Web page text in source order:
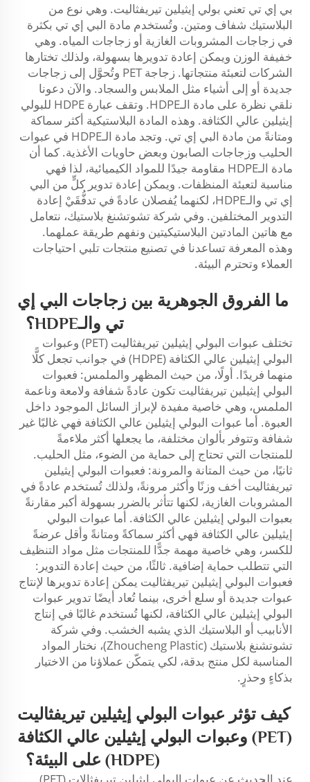
بي إي تي تعني بولي إيثيلين تيريفثاليت. وهي نوع من
البلاستيك شفاف ومتين. وتُستخدم مادة البي إي تي بكثرة
في زجاجات المشروبات الغازية أو زجاجات المياه. وهي
خفيفة الوزن ويمكن إعادة تدويرها بسهولة، ولذلك تختارها
الشركات لتعبئة منتجاتها. زجاجة PET
وتُحوَّل إلى زجاجات
جديدة أو إلى أشياء مثل الملابس والسجاد. والآن دعونا
نلقي نظرة على مادة الـHDPE. وتقف عبارة HDPE للبولي
إيثيلين عالي الكثافة. وهذه المادة البلاستيكية أكثر سماكة
ومتانةً من مادة البي إي تي. وتجد مادة الـHDPE في عبوات
الحليب وزجاجات الصابون وبعض حاويات الأغذية. كما أن
مادة الـHDPE مقاومة جيدًا للمواد الكيميائية، لذا فهي
مناسبة لتعبئة المنظفات. ويمكن إعادة تدوير كلٍّ من البي
إي تي والـHDPE، لكنهما يُفصلان عادةً في تدفُّقَيْ إعادة
التدوير المختلفين. وفي شركة تشوتشنغ بلاستيك، نتعامل
مع هاتين المادتين البلاستيكيتين ونفهم طريقة عملهما.
وهذه المعرفة تساعدنا في تصنيع منتجات تلبي احتياجات
العملاء وتحترم البيئة.
ما الفروق الجوهرية بين زجاجات البي إي
تي والـHDPE؟
تختلف عبوات البولي إيثيلين تيريفثاليت (PET) وعبوات
البولي إيثيلين عالي الكثافة (HDPE) في جوانب تجعل كلًّا
منهما فريدًا. أولًا، من حيث المظهر والملمس: فعبوات
البولي إيثيلين تيريفثاليت تكون عادةً شفافة ولامعة وناعمة
الملمس، وهي خاصية مفيدة لإبراز السائل الموجود داخل
العبوة. أما عبوات البولي إيثيلين عالي الكثافة فهي غالبًا غير
شفافة وتتوفر بألوان مختلفة، ما يجعلها أكثر ملاءمةً
للمنتجات التي تحتاج إلى حماية من الضوء، مثل الحليب.
ثانيًا، من حيث المتانة والمرونة: فعبوات البولي إيثيلين
تيريفثاليت أخف وزنًا وأكثر مرونةً، ولذلك تُستخدم عادةً في
المشروبات الغازية، لكنها تتأثر بالضرر بسهولة أكبر مقارنةً
بعبوات البولي إيثيلين عالي الكثافة. أما عبوات البولي
إيثيلين عالي الكثافة فهي أكثر سماكةً ومتانةً وأقل عرضةً
للكسر، وهي خاصية مهمة جدًّا للمنتجات مثل مواد التنظيف
التي تتطلب حماية إضافية. ثالثًا، من حيث إعادة التدوير:
فعبوات البولي إيثيلين تيريفثاليت يمكن إعادة تدويرها لإنتاج
عبوات جديدة أو سلع أخرى، بينما تُعاد أيضًا تدوير عبوات
البولي إيثيلين عالي الكثافة، لكنها تُستخدم غالبًا في إنتاج
الأنابيب أو البلاستيك الذي يشبه الخشب. وفي شركة
تشوتشنغ بلاستيك (Zhoucheng Plastic)، نختار المواد
المناسبة لكل منتج بدقة، لكي يتمكّن عملاؤنا من الاختيار
بذكاءٍ وحذرٍ.
كيف تؤثر عبوات البولي إيثيلين تيريفثاليت
(PET) وعبوات البولي إيثيلين عالي الكثافة
(HDPE) على البيئة؟